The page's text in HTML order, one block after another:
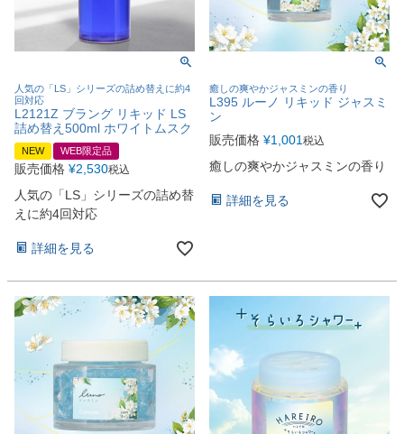
人気の「LS」シリーズの詰め替えに約4
回対応
L2121Z ブラング リキッド LS
詰め替え500ml ホワイトムスク
NEW WEB限定品
販売価格 ¥2,530税込
人気の「LS」シリーズの詰め替
えに約4回対応
詳細を見る
癒しの爽やかジャスミンの香り
L395 ルーノ リキッド ジャスミ
ン
販売価格 ¥1,001 税込
癒しの爽やかジャスミンの香り
詳細を見る